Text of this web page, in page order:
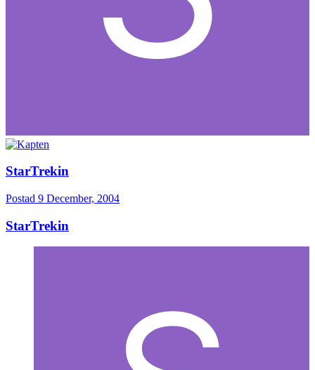
StarTrekin
Postad 9 December, 2004
StarTrekin